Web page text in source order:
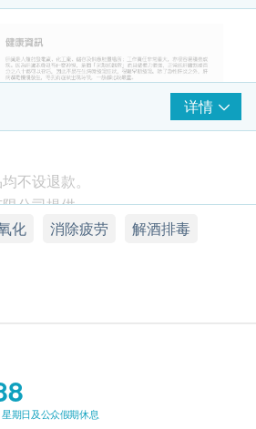
详情
不设退款。
公司提供。
炜芝有限公司及健康网购
后3个工作天内安排发货。
因节日而有所影响。 当八号烈
化 消除疲劳 解酒排毒
期日及公众假期休息